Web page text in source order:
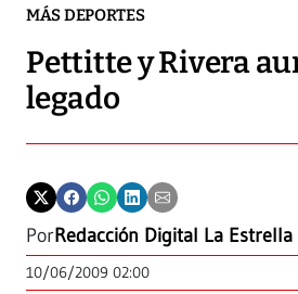
MÁS DEPORTES
Pettitte y Rivera
legado
PorRedacción Digital La Estrella
10/06/2009 02:00